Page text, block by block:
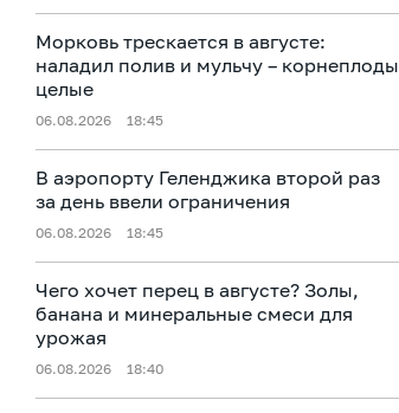
Морковь трескается в августе:
наладил полив и мульчу – корнеплоды
целые
06.08.2026 18:45
В аэропорту Геленджика второй раз
за день ввели ограничения
06.08.2026 18:45
Чего хочет перец в августе? Золы,
банана и минеральные смеси для
урожая
06.08.2026 18:40